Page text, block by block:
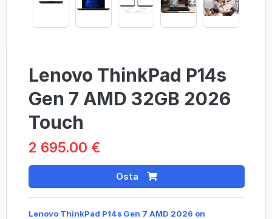
Lenovo ThinkPad P14s
Gen 7 AMD 32GB 2026
Touch
2 695.00 €
Osta
Lenovo ThinkPad P14s Gen 7 AMD 2026 on